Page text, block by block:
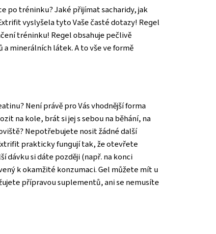
po tréninku? Jaké přijímat sacharidy, jak
vyslyšela tyto Vaše časté dotazy! Regel
tréninku! Regel obsahuje pečlivě
minerálních látek. A to vše ve formě
Není právě pro Vás vhodnější forma
na kole, brát si jej s sebou na běhání, na
Nepotřebujete nosit žádné další
prakticky fungují tak, že otevřete
dávku si dáte později (např. na konci
k okamžité konzumaci. Gel můžete mít u
přípravou suplementů, ani se nemusíte